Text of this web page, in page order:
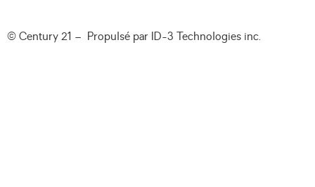
© Century 21 – Propulsé par ID-3 Technologies inc.